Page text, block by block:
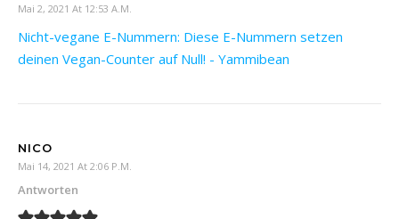
Mai 2, 2021 At 12:53 A.m.
Nicht-vegane E-Nummern: Diese E-Nummern setzen
deinen Vegan-Counter auf Null! - Yammibean
NICO
Mai 14, 2021 At 2:06 P.m.
Antworten